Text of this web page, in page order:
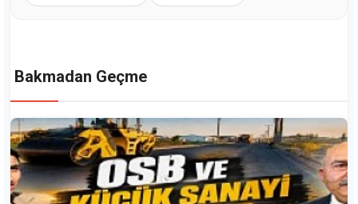
Bakmadan Geçme